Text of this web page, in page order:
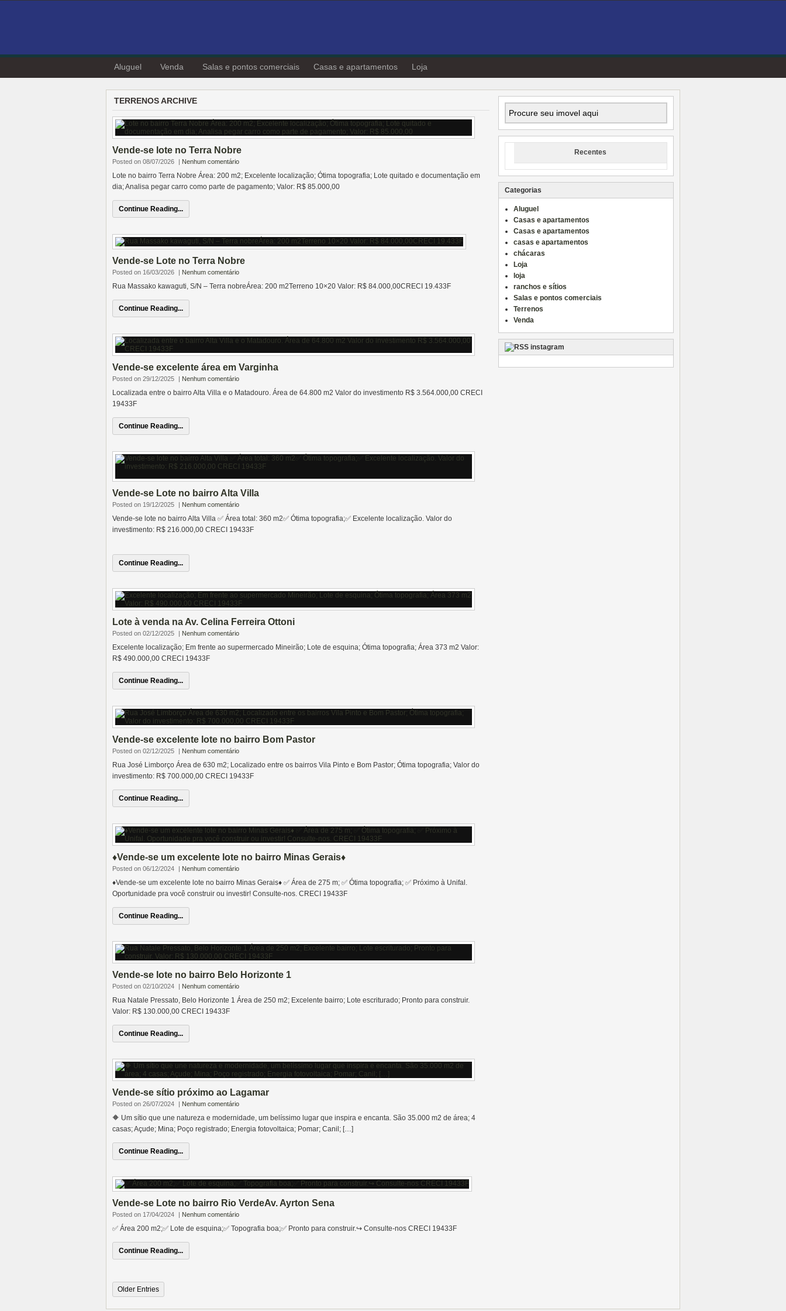
Aluguel Venda Salas e pontos comerciais Casas e apartamentos Loja
TERRENOS ARCHIVE
Vende-se lote no Terra Nobre
Posted on 08/07/2026 | Nenhum comentário
Lote no bairro Terra Nobre Área: 200 m2; Excelente localização; Ótima topografia; Lote quitado e documentação em
dia; Analisa pegar carro como parte de pagamento; Valor: R$ 85.000,00
Continue Reading...
Vende-se Lote no Terra Nobre
Posted on 16/03/2026 | Nenhum comentário
Rua Massako kawaguti, S/N – Terra nobreÁrea: 200 m2Terreno 10×20 Valor: R$ 84.000,00CRECI 19.433F
Continue Reading...
Vende-se excelente área em Varginha
Posted on 29/12/2025 | Nenhum comentário
Localizada entre o bairro Alta Villa e o Matadouro. Área de 64.800 m2 Valor do investimento R$ 3.564.000,00 CRECI
19433F
Continue Reading...
Vende-se Lote no bairro Alta Villa
Posted on 19/12/2025 | Nenhum comentário
Vende-se lote no bairro Alta Villa ✅️ Área total: 360 m2✅️ Ótima topografia;✅️ Excelente localização. Valor do
investimento: R$ 216.000,00 CRECI 19433F
Continue Reading...
Lote à venda na Av. Celina Ferreira Ottoni
Posted on 02/12/2025 | Nenhum comentário
Excelente localização; Em frente ao supermercado Mineirão; Lote de esquina; Ótima topografia; Área 373 m2 Valor:
R$ 490.000,00 CRECI 19433F
Continue Reading...
Vende-se excelente lote no bairro Bom Pastor
Posted on 02/12/2025 | Nenhum comentário
Rua José Limborço Área de 630 m2; Localizado entre os bairros Vila Pinto e Bom Pastor; Ótima topografia; Valor do
investimento: R$ 700.000,00 CRECI 19433F
Continue Reading...
♦️Vende-se um excelente lote no bairro Minas Gerais♦️
Posted on 06/12/2024 | Nenhum comentário
♦️Vende-se um excelente lote no bairro Minas Gerais♦️ ✅️ Área de 275 m; ✅️ Ótima topografia; ✅️ Próximo à Unifal.
Oportunidade pra você construir ou investir! Consulte-nos. CRECI 19433F
Continue Reading...
Vende-se lote no bairro Belo Horizonte 1
Posted on 02/10/2024 | Nenhum comentário
Rua Natale Pressato, Belo Horizonte 1 Área de 250 m2; Excelente bairro; Lote escriturado; Pronto para construir.
Valor: R$ 130.000,00 CRECI 19433F
Continue Reading...
Vende-se sítio próximo ao Lagamar
Posted on 26/07/2024 | Nenhum comentário
🔶️ Um sítio que une natureza e modernidade, um belíssimo lugar que inspira e encanta. São 35.000 m2 de área; 4
casas; Açude; Mina; Poço registrado; Energia fotovoltaica; Pomar; Canil; […]
Continue Reading...
Vende-se Lote no bairro Rio VerdeAv. Ayrton Sena
Posted on 17/04/2024 | Nenhum comentário
✅️ Área 200 m2;✅️ Lote de esquina;✅️ Topografia boa;✅️ Pronto para construir.↪️ Consulte-nos CRECI 19433F
Continue Reading...
Older Entries
Recentes
Categorias
Aluguel
Casas e apartamentos
Casas e apartamentos
casas e apartamentos
chácaras
Loja
loja
ranchos e sítios
Salas e pontos comerciais
Terrenos
Venda
instagram